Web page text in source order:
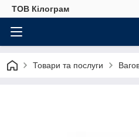
ТОВ Кілограм
Товари та послуги